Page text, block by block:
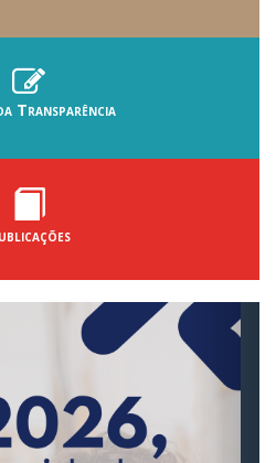
Transparência